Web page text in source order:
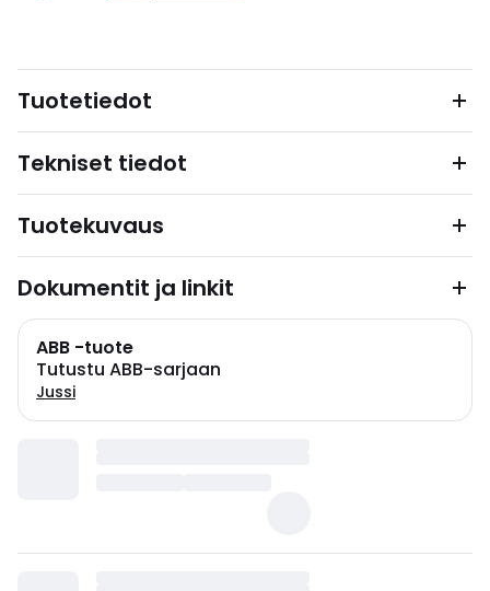
Tuotetiedot
Tekniset tiedot
Tuotekuvaus
Dokumentit ja linkit
ABB -tuote
Tutustu ABB-sarjaan
Jussi